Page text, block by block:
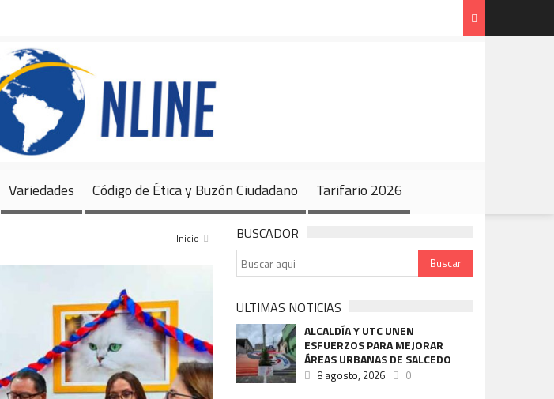
Variedades Código de Ética y Buzón Ciudadano Tarifario 2026
Inicio BUSCADOR
ULTIMAS NOTICIAS
ALCALDÍA Y UTC UNEN
ESFUERZOS PARA MEJORAR
ÁREAS URBANAS DE SALCEDO
8 agosto, 2026 0